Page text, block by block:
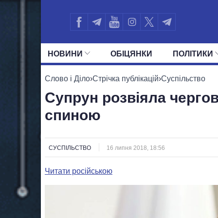
НОВИНИ ОБIЦЯНКИ ПОЛIТИКИ
УСІ ПОЛІТИКИ ПРЕЗИДЕНТ І ОФІС
Слово і Діло›Стрічка публікацій›Суспільство
Супрун розвіяла
спиною
СУСПІЛЬСТВО 16 липня 2018, 18:56
Читати російською